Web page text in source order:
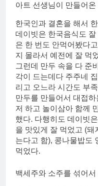
아트 선생님이 만들어온
한국인과 결혼을 해서
데이빗은 한국음식도
은 한 번도 안먹어봤다
지 몰라서 예전에 잘 먹
그런데 만두 속을 다 준
각이 드는데다 주주네
리고 오느라 시간도 부
만두를 만들어서 대접
저 하고 놀이삼아 함께
했다. 다행히도 데이빗
을 맛있게 잘 먹었고 (
는다고 함), 콩나물밥도
먹었다.
백세주와 소주를 섞어